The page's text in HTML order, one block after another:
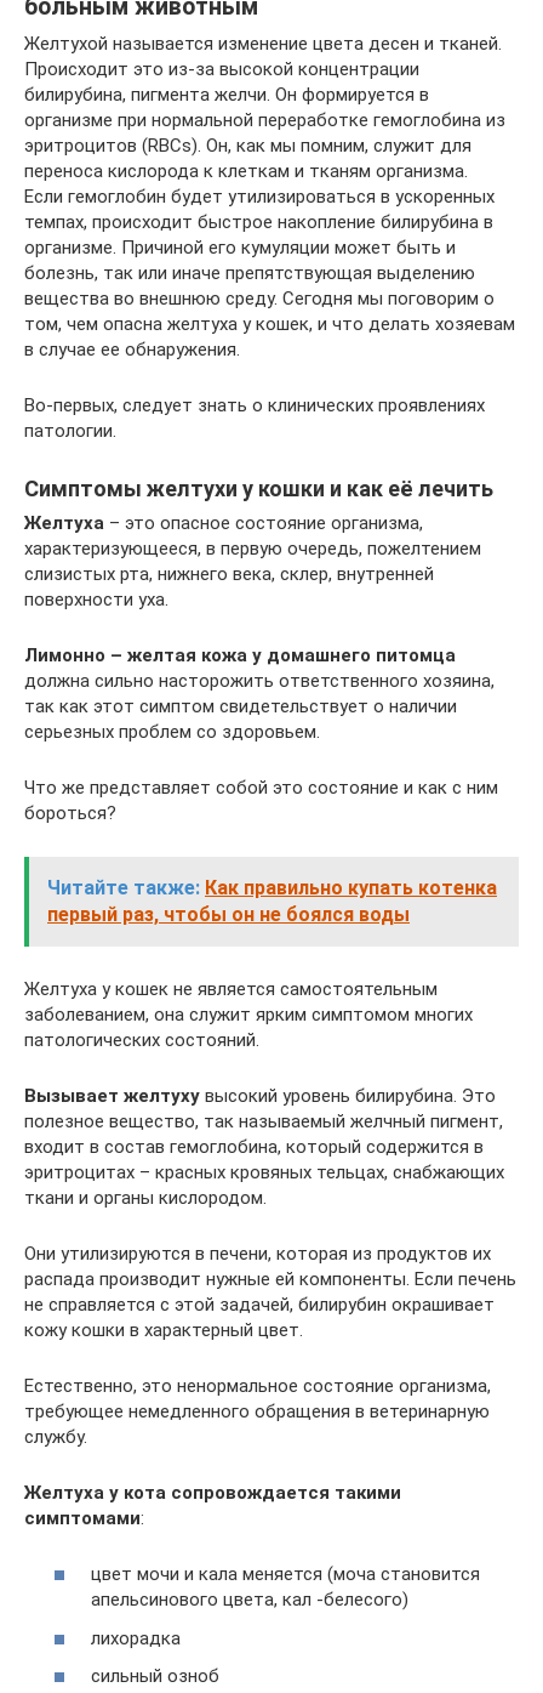
больным животным
Желтухой называется изменение цвета десен и тканей.
Происходит это из-за высокой концентрации
билирубина, пигмента желчи. Он формируется в
организме при нормальной переработке гемоглобина из
эритроцитов (RBCs). Он, как мы помним, служит для
переноса кислорода к клеткам и тканям организма.
Если гемоглобин будет утилизироваться в ускоренных
темпах, происходит быстрое накопление билирубина в
организме. Причиной его кумуляции может быть и
болезнь, так или иначе препятствующая выделению
вещества во внешнюю среду. Сегодня мы поговорим о
том, чем опасна желтуха у кошек, и что делать хозяевам
в случае ее обнаружения.
Во-первых, следует знать о клинических проявлениях
патологии.
Симптомы желтухи у кошки и как её лечить
Желтуха – это опасное состояние организма,
характеризующееся, в первую очередь, пожелтением
слизистых рта, нижнего века, склер, внутренней
поверхности уха.
Лимонно – желтая кожа у домашнего питомца
должна сильно насторожить ответственного хозяина,
так как этот симптом свидетельствует о наличии
серьезных проблем со здоровьем.
Что же представляет собой это состояние и как с ним
бороться?
Читайте также: Как правильно купать котенка
первый раз, чтобы он не боялся воды
Желтуха у кошек не является самостоятельным
заболеванием, она служит ярким симптомом многих
патологических состояний.
Вызывает желтуху высокий уровень билирубина. Это
полезное вещество, так называемый желчный пигмент,
входит в состав гемоглобина, который содержится в
эритроцитах – красных кровяных тельцах, снабжающих
ткани и органы кислородом.
Они утилизируются в печени, которая из продуктов их
распада производит нужные ей компоненты. Если печень
не справляется с этой задачей, билирубин окрашивает
кожу кошки в характерный цвет.
Естественно, это ненормальное состояние организма,
требующее немедленного обращения в ветеринарную
службу.
Желтуха у кота сопровождается такими
симптомами:
цвет мочи и кала меняется (моча становится
апельсинового цвета, кал -белесого)
лихорадка
сильный озноб